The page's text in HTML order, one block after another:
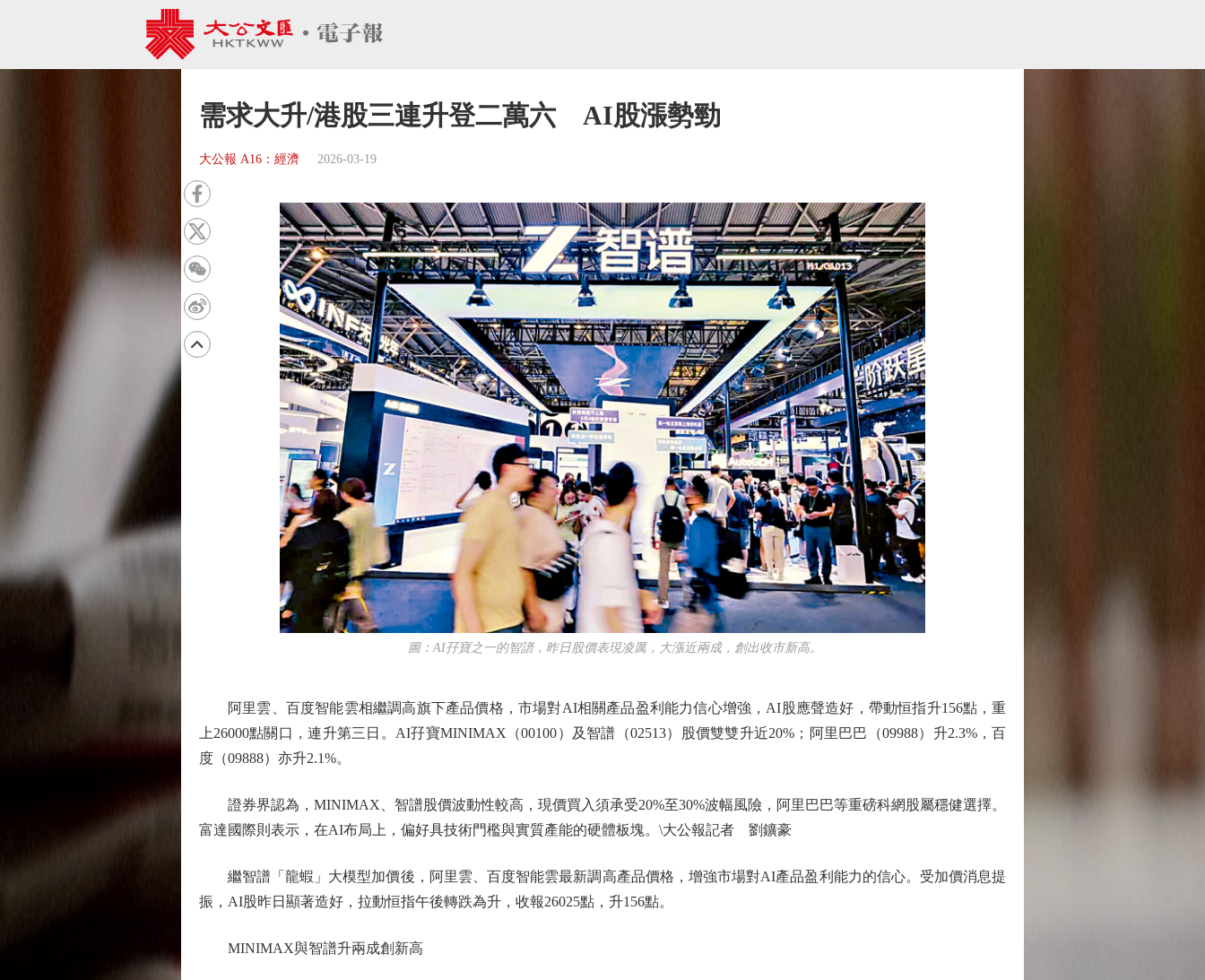
需求大升/港股三連升登二萬六 AI股漲勢勁
大公報 A16：經濟 2026-03-19
圖：AI孖寶之一的智譜，昨日股價表現凌厲，大漲近兩成，創出收市新高。
阿里雲、百度智能雲相繼調高旗下產品價格，市場對AI相關產品盈利能力信心增強，AI股應聲造好，帶動恒指升156點，重
上26000點關口，連升第三日。AI孖寶MINIMAX（00100）及智譜（02513）股價雙雙升近20%；阿里巴巴（09988）升2.3%，百
度（09888）亦升2.1%。
證券界認為，MINIMAX、智譜股價波動性較高，現價買入須承受20%至30%波幅風險，阿里巴巴等重磅科網股屬穩健選擇。
富達國際則表示，在AI布局上，偏好具技術門檻與實質產能的硬體板塊。\大公報記者 劉鑛豪
繼智譜「龍蝦」大模型加價後，阿里雲、百度智能雲最新調高產品價格，增強市場對AI產品盈利能力的信心。受加價消息提
振，AI股昨日顯著造好，拉動恒指午後轉跌為升，收報26025點，升156點。
MINIMAX與智譜升兩成創新高